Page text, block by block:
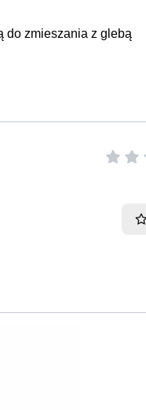
do zmieszania z glebą